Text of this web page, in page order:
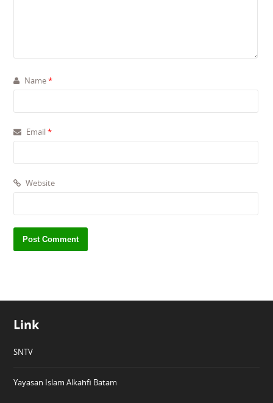
Name*
Email*
Website
Link
SNTV
Yayasan Islam Alkahfi Batam